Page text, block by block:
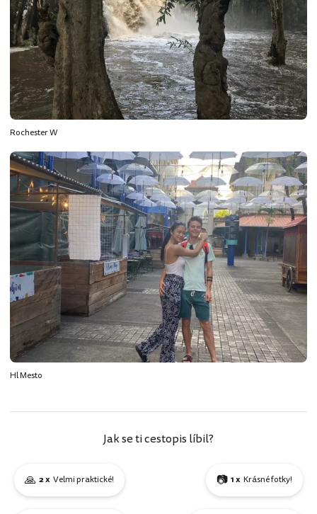
Rochester W
Hl Mesto
Jak se ti cestopis líbil?
🙏 2 x Velmi praktické! 📷 1 x Krásné fotky!